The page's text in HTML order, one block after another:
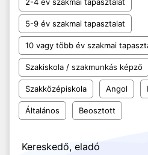
5-9 év szakmai tapasztalat
10 vagy több év szakmai
Szakiskola / szakmunkás képző
Szakközépiskola Angol
Általános Beosztott
Kereskedő, eladó